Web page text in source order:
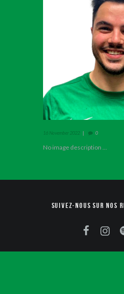
16 November 2022 0
No image description ...
Suivez-nous sur nos